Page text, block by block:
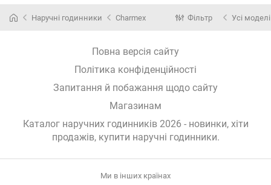
Наручні годинники Charmex Фільтр Усі моделі
Повна версія сайту
Політика конфіденційності
Запитання й побажання щодо сайту
Магазинам
Каталог наручних годинників 2026 - новинки, хіти
продажів, купити наручні годинники.
Ми в інших країнах